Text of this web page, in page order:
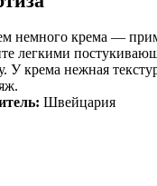
немного крема —
легкими
У крема нежная
Швейцария